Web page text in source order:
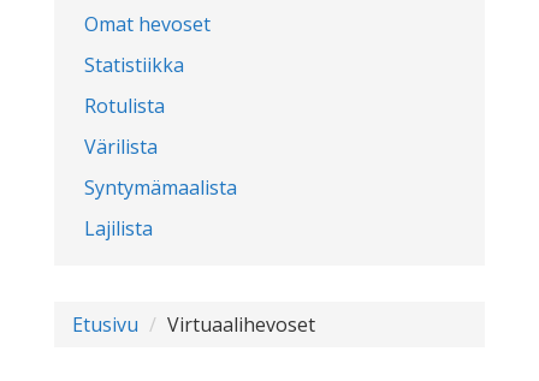
Omat hevoset
Statistiikka
Rotulista
Värilista
Syntymämaalista
Lajilista
Etusivu Virtuaalihevoset